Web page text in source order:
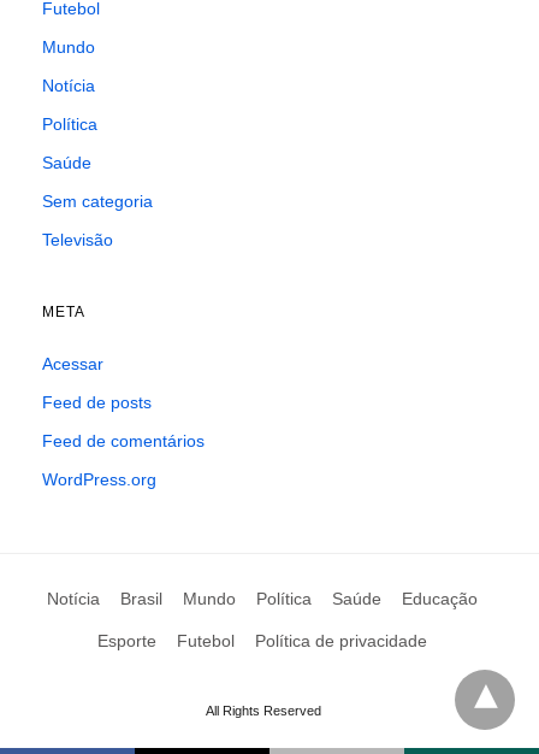
Futebol
Mundo
Notícia
Política
Saúde
Sem categoria
Televisão
META
Acessar
Feed de posts
Feed de comentários
WordPress.org
Notícia Brasil Mundo Política Saúde Educação
Esporte Futebol Política de privacidade
All Rights Reserved